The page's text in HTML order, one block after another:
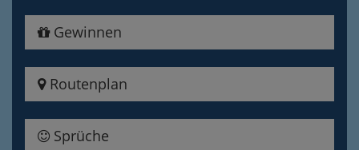
Gewinnen
Routenplan
Sprüche